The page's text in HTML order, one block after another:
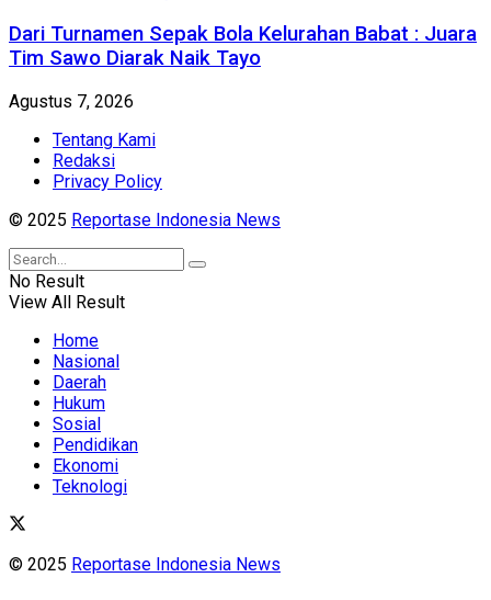
Dari Turnamen Sepak Bola Kelurahan Babat : Juara
Tim Sawo Diarak Naik Tayo
Agustus 7, 2026
Tentang Kami
Redaksi
Privacy Policy
© 2025 Reportase Indonesia News
No Result
View All Result
Home
Nasional
Daerah
Hukum
Sosial
Pendidikan
Ekonomi
Teknologi
© 2025 Reportase Indonesia News